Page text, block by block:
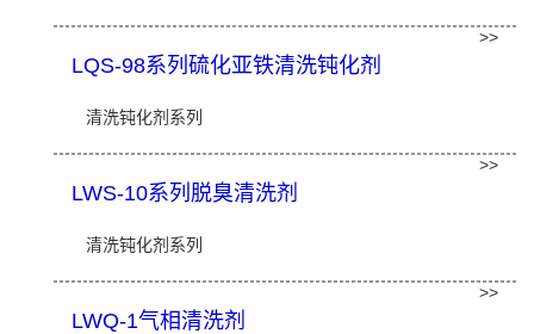
>>
LQS-98系列硫化亚铁清洗钝化剂
清洗钝化剂系列
>>
LWS-10系列脱臭清洗剂
清洗钝化剂系列
>>
LWQ-1气相清洗剂